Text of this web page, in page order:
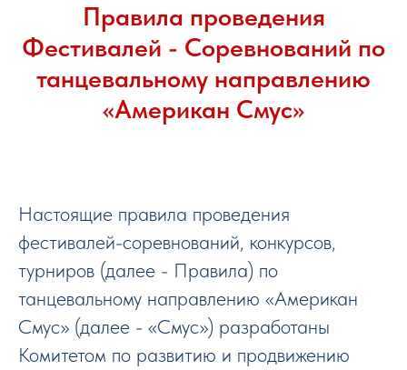
Правила проведения
Фестивалей - Соревнований по
танцевальному направлению
«Американ Смус»
Настоящие правила проведения
фестивалей-соревнований, конкурсов,
турниров (далее - Правила) по
танцевальному направлению «Американ
Смус» (далее - «Смус») разработаны
Комитетом по развитию и продвижению